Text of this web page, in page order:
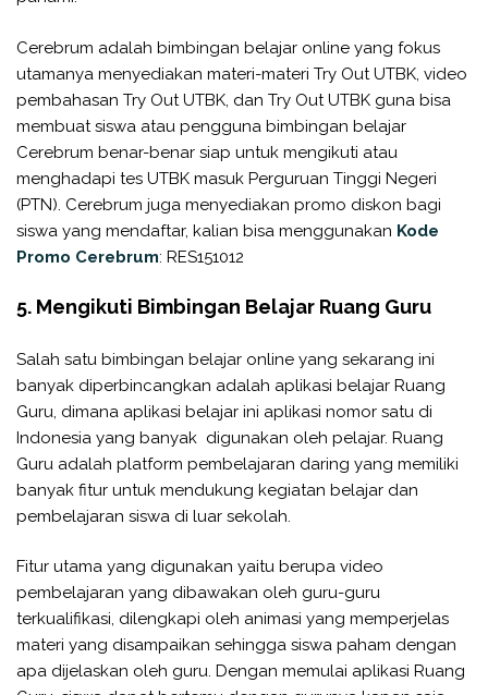
Cerebrum adalah bimbingan belajar online yang fokus
utamanya menyediakan materi-materi Try Out UTBK, video
pembahasan Try Out UTBK, dan Try Out UTBK guna bisa
membuat siswa atau pengguna bimbingan belajar
Cerebrum benar-benar siap untuk mengikuti atau
menghadapi tes UTBK masuk Perguruan Tinggi Negeri
(PTN). Cerebrum juga menyediakan promo diskon bagi
siswa yang mendaftar, kalian bisa menggunakan Kode
Promo Cerebrum: RES151012
5. Mengikuti Bimbingan Belajar Ruang Guru
Salah satu bimbingan belajar online yang sekarang ini
banyak diperbincangkan adalah aplikasi belajar Ruang
Guru, dimana aplikasi belajar ini aplikasi nomor satu di
Indonesia yang banyak digunakan oleh pelajar. Ruang
Guru adalah platform pembelajaran daring yang memiliki
banyak fitur untuk mendukung kegiatan belajar dan
pembelajaran siswa di luar sekolah.
Fitur utama yang digunakan yaitu berupa video
pembelajaran yang dibawakan oleh guru-guru
terkualifikasi, dilengkapi oleh animasi yang memperjelas
materi yang disampaikan sehingga siswa paham dengan
apa dijelaskan oleh guru. Dengan memulai aplikasi Ruang